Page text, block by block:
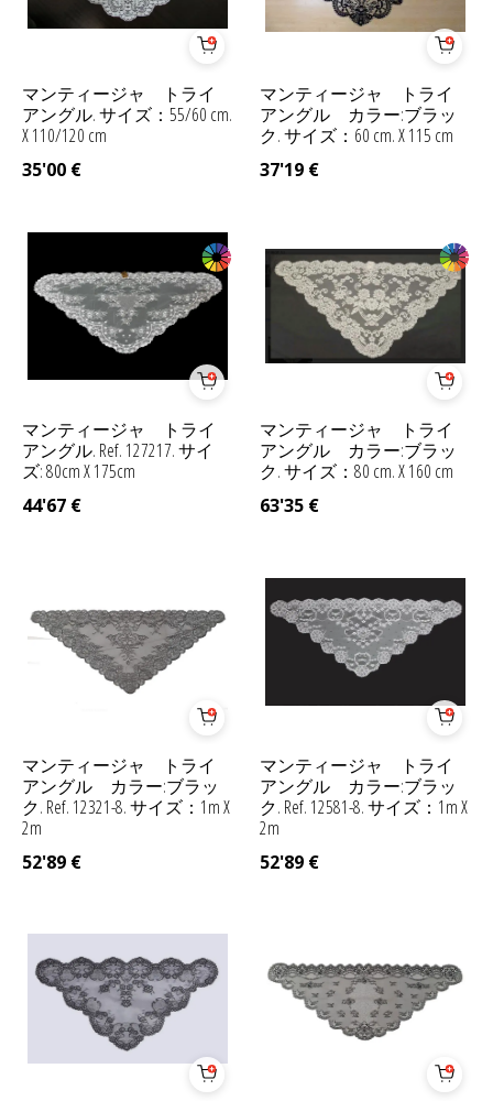
マンティージャ トライ
アングル. サイズ：55/60 cm.
X 110/120 cm
35'00 €
マンティージャ トライ
アングル カラー:ブラッ
ク. サイズ：60 cm. X 115 cm
37'19 €
マンティージャ トライ
アングル. Ref. 127217. サイ
ズ: 80cm X 175cm
44'67 €
マンティージャ トライ
アングル カラー:ブラッ
ク. サイズ：80 cm. X 160 cm
63'35 €
マンティージャ トライ
アングル カラー:ブラッ
ク. Ref. 12321-8. サイズ：1m X
2m
52'89 €
マンティージャ トライ
アングル カラー:ブラッ
ク. Ref. 12581-8. サイズ：1m X
2m
52'89 €